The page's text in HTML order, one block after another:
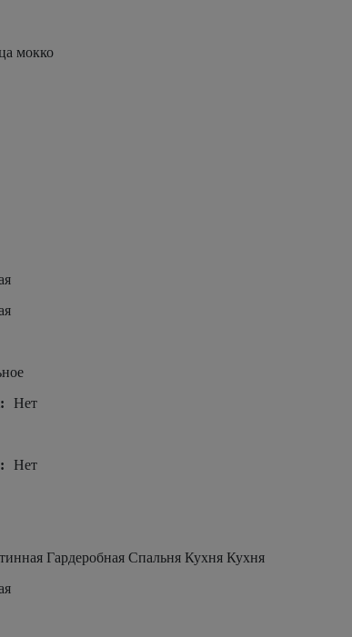
мокко
Нет
Нет
Гардеробная Спальня Кухня Кухня